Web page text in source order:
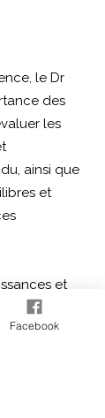
le Dr
des
les
ainsi que
et
et
experte
Facebook